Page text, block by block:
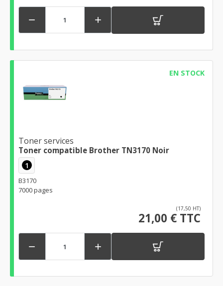
 
EN STOCK
Toner services
Toner compatible Brother TN3170 Noir
1
B3170
7000 pages
(17,50 HT)
21,00 € TTC
 